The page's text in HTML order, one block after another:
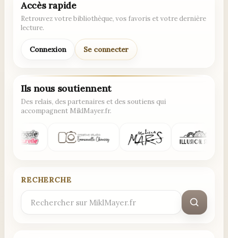
Accès rapide
Retrouvez votre bibliothèque, vos favoris et votre dernière
lecture.
Connexion Se connecter
Ils nous soutiennent
Des relais, des partenaires et des soutiens qui
accompagnent MiklMayer.fr.
RECHERCHE
Rechercher